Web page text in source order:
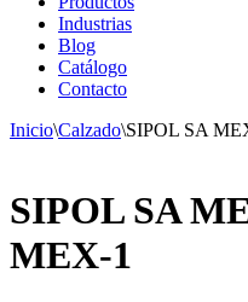
Industrias
Blog
Catálogo
Contacto
Inicio\Calzado\SIPOL SA
SIPOL SA
MEX-1